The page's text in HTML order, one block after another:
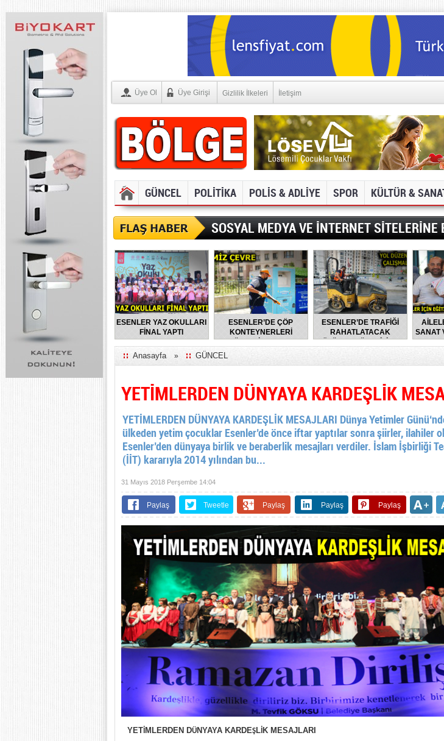
Üye Ol Üye Girişi Gizlilik İlkeleri İletişim
GÜNCEL POLİTİKA POLİS & ADLİYE SPOR KÜLTÜR &
SOSYAL MEDYA VE İNTERNET SİTELERİNE
ESENLER YAZ OKULLARI
FİNAL YAPTI
ESENLER’DE ÇÖP
KONTEYNERLERİ
DÜZENLİ OLARAK
DEZENFEKTE EDİLİYOR
ESENLER’DE TRAFİĞİ
RAHATLATACAK
ÇÖZÜMLER ÜRETİLİYOR
SANAT
Anasayfa » GÜNCEL
YETİMLERDEN DÜNYAYA KARDEŞLİK
YETİMLERDEN DÜNYAYA KARDEŞLİK MESAJLARI Dünya Yetimler
ülkeden yetim çocuklar Esenler’de önce iftar yaptılar sonra şiirler, ilahiler
Esenler’den dünyaya birlik ve beraberlik mesajları verdiler. İslam İşbirliği
(İİT) kararıyla 2014 yılından bu...
31 Mayıs 2018 Perşembe 14:04
Paylaş Tweetle Paylaş Paylaş Paylaş
YETİMLERDEN DÜNYAYA KARDEŞLİK MESAJLARI